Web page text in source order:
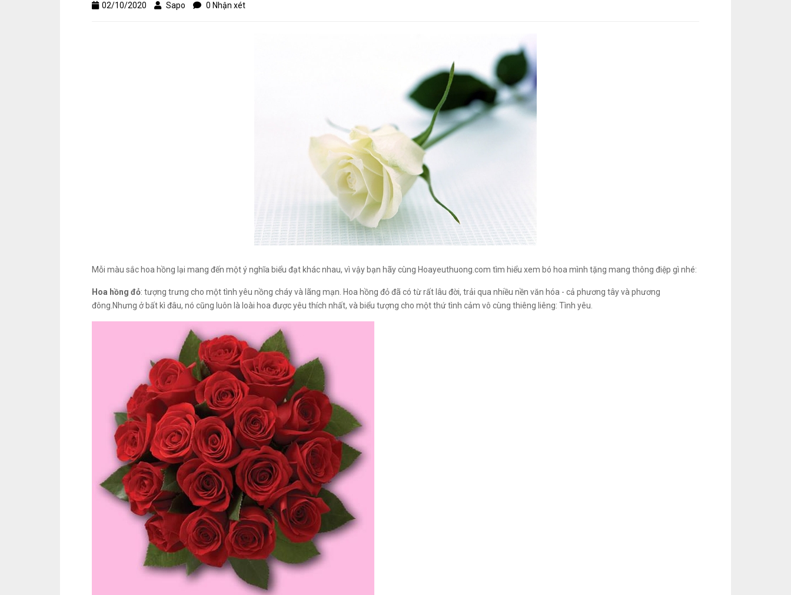
02/10/2020 Sapo 0 Nhận xét
Mỗi màu sắc hoa hồng lại mang đến một ý nghĩa biểu đạt khác nhau, vì vậy bạn hãy cùng Hoayeuthuong.com tìm hiểu xem bó hoa mình tặng mang thông điệp gì nhé:
Hoa hồng đỏ: tượng trưng cho một tình yêu nồng cháy và lãng mạn. Hoa hồng đỏ đã có từ rất lâu đời, trải qua nhiều nền văn hóa - cả phương tây và phương
đông.Nhưng ở bất kì đâu, nó cũng luôn là loài hoa được yêu thích nhất, và biểu tượng cho một thứ tình cảm vô cùng thiêng liêng: Tình yêu.